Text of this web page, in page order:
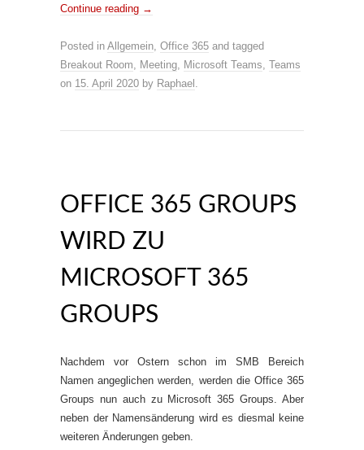
Continue reading →
Posted in Allgemein, Office 365 and tagged
Breakout Room, Meeting, Microsoft Teams, Teams
on 15. April 2020 by Raphael .
OFFICE 365 GROUPS
WIRD ZU
MICROSOFT 365
GROUPS
Nachdem vor Ostern schon im SMB Bereich
Namen angeglichen werden, werden die Office 365
Groups nun auch zu Microsoft 365 Groups. Aber
neben der Namensänderung wird es diesmal keine
weiteren Änderungen geben.